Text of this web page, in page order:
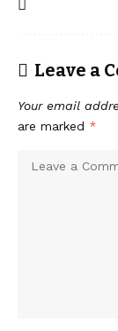
Leave a
Your email
are marked *